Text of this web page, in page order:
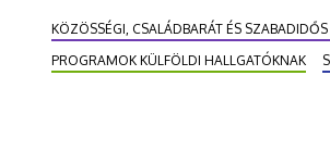
Drama) Paolo Genovese Teljesen
filmje alapján készült darabot adja
KÖZÖSSÉGI, CSALÁDBARÁT ÉS
PROGRAMOK KÜLFÖLDI HALLGATÓKNAK